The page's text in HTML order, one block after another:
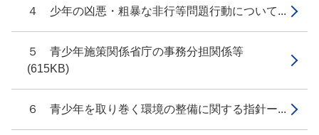
４ 少年の凶悪・粗暴な非行等問題行動について...
５ 青少年施策関係省庁の事務分担関係等
(615KB)
６ 青少年を取り巻く環境の整備に関する指針ー...